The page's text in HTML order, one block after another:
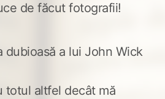
de făcut fotografii!
dubioasă a lui John Wick
totul altfel decât mă